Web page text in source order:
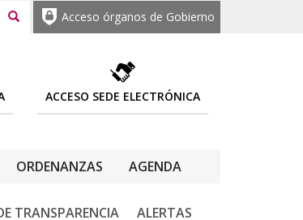
Acceso órganos de Gobierno
ACCESO SEDE ELECTRÓNICA
ORDENANZAS AGENDA
TRANSPARENCIA ALERTAS